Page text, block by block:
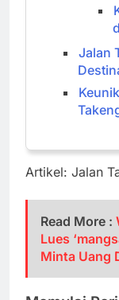
Jalan
Artikel: Jalan
Read More :
Lues
Minta Uang